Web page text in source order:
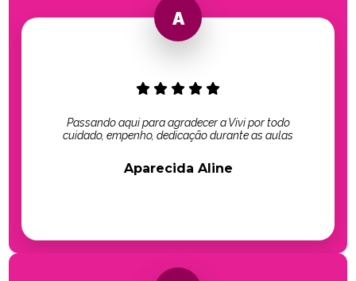
Passando aqui para agradecer a Vivi por todo
cuidado, empenho, dedicação durante as aulas
Aparecida Aline